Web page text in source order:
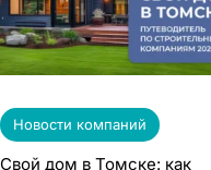
Новости компаний
Свой дом в Томске: как